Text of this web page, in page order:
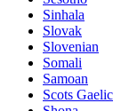
Sinhala
Slovak
Slovenian
Somali
Samoan
Scots Gaelic